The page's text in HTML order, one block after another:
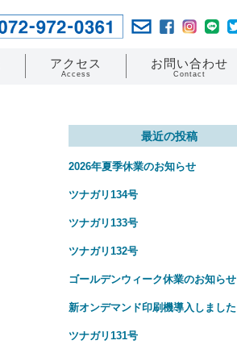
アクセス
Access
お問い合わせ
Contact
最近の投稿
2026年夏季休業のお知らせ
ツナガリ134号
ツナガリ133号
ツナガリ132号
ゴールデンウィーク休業のお知らせ
新オンデマンド印刷機導入しました
ツナガリ131号